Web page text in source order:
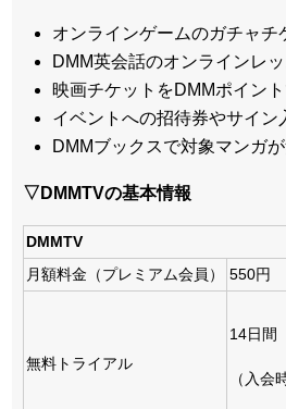
オンラインゲームのガチャチ
DMM英会話のオンラインレ
映画チケットをDMMポイン
イベントへの招待券やサイン
DMMブックスで対象マンガ
▽DMMTVの基本情報
DMMTV
月額料金（プレミアム会員）
550円
無料トライアル
14日間
（入会